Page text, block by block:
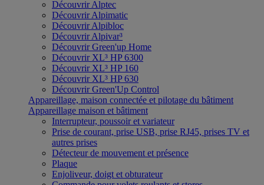
Découvrir Alptec
Découvrir Alpimatic
Découvrir Alpibloc
Découvrir Alpivar³
Découvrir Green'up Home
Découvrir XL³ HP 6300
Découvrir XL³ HP 160
Découvrir XL³ HP 630
Découvrir Green'Up Control
Appareillage, maison connectée et pilotage du bâtiment
Appareillage maison et bâtiment
Interrupteur, poussoir et variateur
Prise de courant, prise USB, prise RJ45, prises TV et
autres prises
Détecteur de mouvement et présence
Plaque
Enjoliveur, doigt et obturateur